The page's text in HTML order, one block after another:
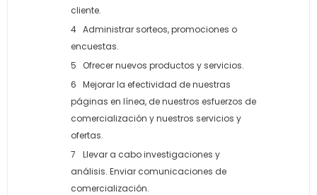
cliente.
Administrar sorteos, promociones o
encuestas.
Ofrecer nuevos productos y servicios.
Mejorar la efectividad de nuestras
páginas en línea, de nuestros esfuerzos de
comercialización y nuestros servicios y
ofertas.
Llevar a cabo investigaciones y
análisis. Enviar comunicaciones de
comercialización.